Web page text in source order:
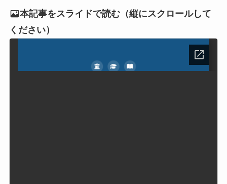
本記事をスライドで読む（縦にスクロールして
ください）